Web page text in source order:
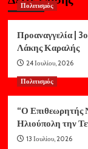
Πολιτισμός
Προαναγγελία |
Λάκης Καραλής
24 Ιουλίου, 2026
Πολιτισμός
“Ο Επιθεωρητής
Ηλιούπολη την
13 Ιουλίου, 2026